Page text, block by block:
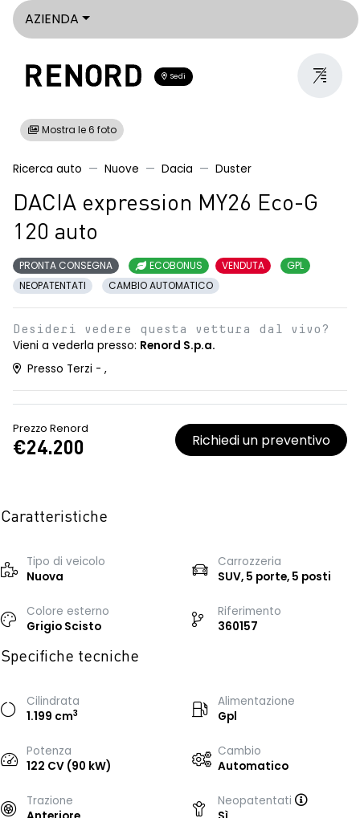
AZIENDA
Sedi
Mostra le 6 foto
Ricerca auto Nuove Dacia Duster
DACIA expression MY26 Eco-G
120 auto
PRONTA CONSEGNA ECOBONUS VENDUTA
GPL
NEOPATENTATI
CAMBIO AUTOMATICO
Desideri vedere questa vettura dal vivo?
Vieni a vederla presso: Renord S.p.a.
Presso Terzi - ,
Prezzo Renord
€24.200 Richiedi un preventivo
Caratteristiche
Tipo di veicolo
Nuova
Carrozzeria
SUV, 5 porte, 5 posti
Colore esterno
Grigio Scisto
Riferimento
360157
Specifiche tecniche
Cilindrata
1.199 cm3
Alimentazione
Gpl
Potenza
122 CV (90 kW)
Cambio
Automatico
Trazione
Neopatentati